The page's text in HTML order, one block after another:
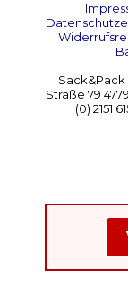
Straße 79
(0) 2151